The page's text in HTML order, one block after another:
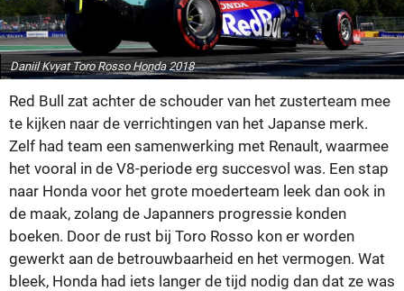
Daniil Kvyat Toro Rosso Honda 2018
Red Bull zat achter de schouder van het zusterteam mee
te kijken naar de verrichtingen van het Japanse merk.
Zelf had team een samenwerking met Renault, waarmee
het vooral in de V8-periode erg succesvol was. Een stap
naar Honda voor het grote moederteam leek dan ook in
de maak, zolang de Japanners progressie konden
boeken. Door de rust bij Toro Rosso kon er worden
gewerkt aan de betrouwbaarheid en het vermogen. Wat
bleek, Honda had iets langer de tijd nodig dan dat ze was